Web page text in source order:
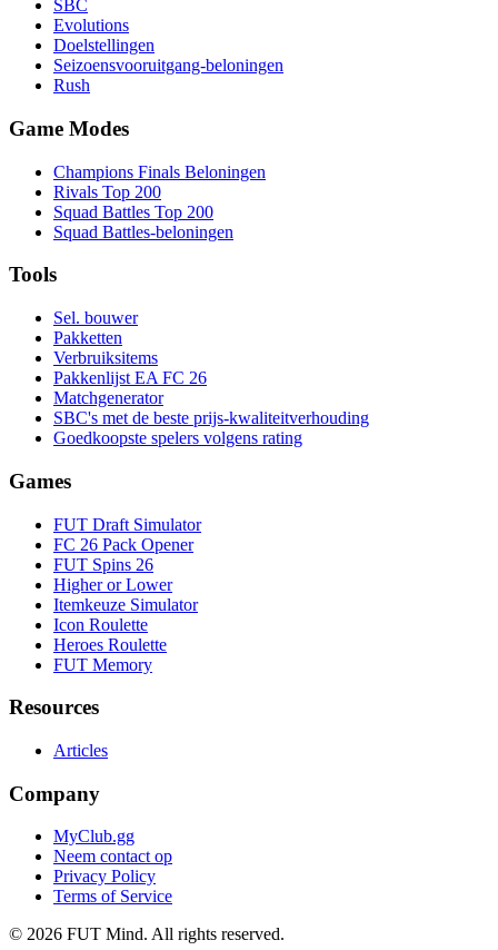
SBC
Evolutions
Doelstellingen
Seizoensvooruitgang-beloningen
Rush
Game Modes
Champions Finals Beloningen
Rivals Top 200
Squad Battles Top 200
Squad Battles-beloningen
Tools
Sel. bouwer
Pakketten
Verbruiksitems
Pakkenlijst EA FC 26
Matchgenerator
SBC's met de beste prijs-kwaliteitverhouding
Goedkoopste spelers volgens rating
Games
FUT Draft Simulator
FC 26 Pack Opener
FUT Spins 26
Higher or Lower
Itemkeuze Simulator
Icon Roulette
Heroes Roulette
FUT Memory
Resources
Articles
Company
MyClub.gg
Neem contact op
Privacy Policy
Terms of Service
© 2026 FUT Mind. All rights reserved.